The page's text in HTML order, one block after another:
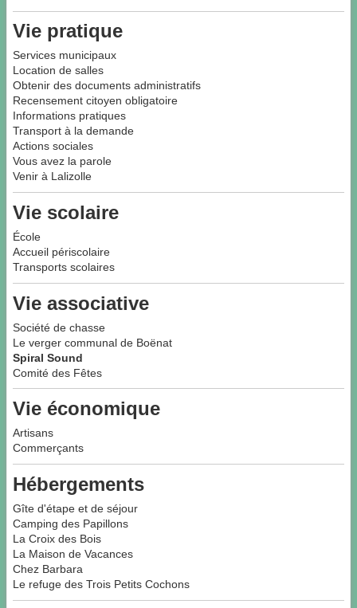
Vie pratique
Services municipaux
Location de salles
Obtenir des documents administratifs
Recensement citoyen obligatoire
Informations pratiques
Transport à la demande
Actions sociales
Vous avez la parole
Venir à Lalizolle
Vie scolaire
École
Accueil périscolaire
Transports scolaires
Vie associative
Société de chasse
Le verger communal de Boënat
Spiral Sound
Comité des Fêtes
Vie économique
Artisans
Commerçants
Hébergements
Gîte d'étape et de séjour
Camping des Papillons
La Croix des Bois
La Maison de Vacances
Chez Barbara
Le refuge des Trois Petits Cochons